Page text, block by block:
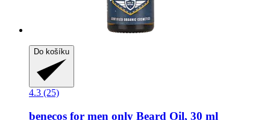
Do košíku
4.3 (25)
benecos for men only Beard Oil, 30 ml